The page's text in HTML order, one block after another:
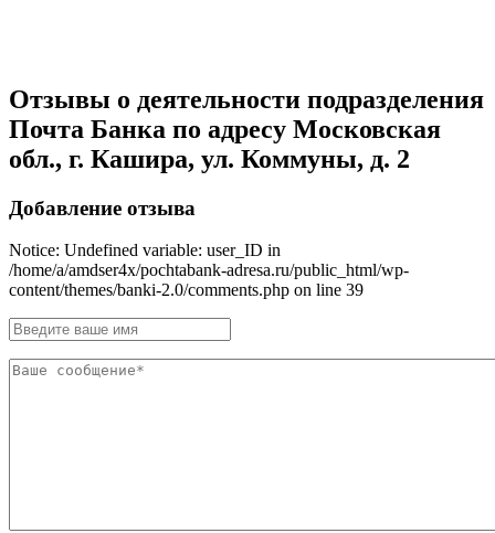
Отзывы о деятельности подразделения
Почта Банка по адресу Московская
обл., г. Кашира, ул. Коммуны, д. 2
Добавление отзыва
Notice: Undefined variable: user_ID in
/home/a/amdser4x/pochtabank-adresa.ru/public_html/wp-
content/themes/banki-2.0/comments.php on line 39